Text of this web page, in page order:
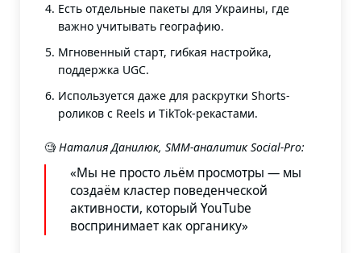
Есть отдельные пакеты для Украины, где
важно учитывать географию.
Мгновенный старт, гибкая настройка,
поддержка UGC.
Используется даже для раскрутки Shorts-
роликов с Reels и TikTok-рекастами.
🧐 Наталия Данилюк, SMM-аналитик Social-Pro:
«Мы не просто льём просмотры — мы
создаём кластер поведенческой
активности, который YouTube
воспринимает как органику»